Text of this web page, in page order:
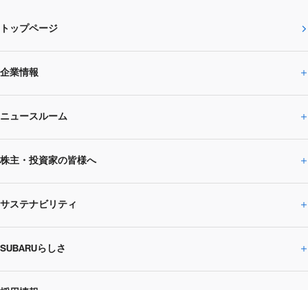
トップページ
企業情報
企業情報トップ
SUBARUのありたい姿
SUBARU 2025方針
事業所・関係会社
ニュースルーム
ニュースルームトップ
ニュースリリース
閉じる
株主・投資家の皆様へ
株主・投資家の皆様へトップ
企業・経営
サステナビリティ
サステナビリティトップ
SUBARUらしさ